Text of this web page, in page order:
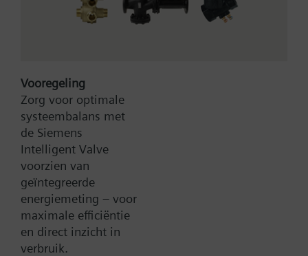
montage op DIN-railkW
considered
Samenvatting
SEA45.5 Current valve
Bruto Prijs
Type:
Artikel-Nr.:
Garantie:
Productgroep:
Toevoegen aan winkelwagen
Toevoegen aan project
Vooregeling
Zorg voor optimale
systeembalans met
de Siemens
Intelligent Valve
voorzien van
geïntegreerde
energiemeting – voor
maximale efficiëntie
en direct inzicht in
verbruik.